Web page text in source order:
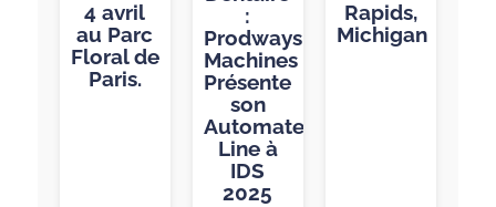
4 avril
au Parc
Floral de
Paris.
:
Prodways
Machines
Présente
son
Automated
Line à
IDS
2025
Rapids,
Michigan